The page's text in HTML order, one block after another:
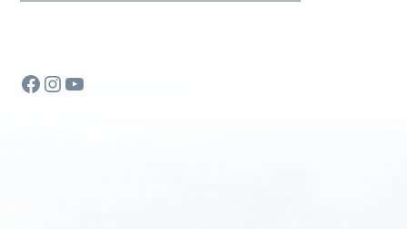
Facebook
Instagram
YouTube